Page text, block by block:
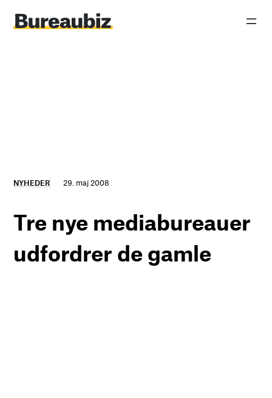
indhold
NYHEDER 29. maj 2008
Tre nye mediabureauer
udfordrer de gamle